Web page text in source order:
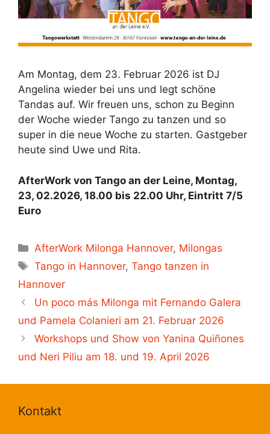
Am Montag, dem 23. Februar 2026 ist DJ
Angelina wieder bei uns und legt schöne
Tandas auf. Wir freuen uns, schon zu Beginn
der Woche wieder Tango zu tanzen und so
super in die neue Woche zu starten. Gastgeber
heute sind Uwe und Rita.
AfterWork von Tango an der Leine, Montag,
23, 02.2026, 18.00 bis 22.00 Uhr, Eintritt 7/5
Euro
Kategorien
AfterWork Milonga Hannover, Milongas
Schlagwörter
Tango in Hannover,Tango tanzen in
Hannover
Un poco más Milonga mit Fernando Galera
und Pamela Colanieri am 21. Februar 2026
Workshops und Show von Yanina Quiñones
und Neri Piliu am 18. und 19. April 2026
Kontakt